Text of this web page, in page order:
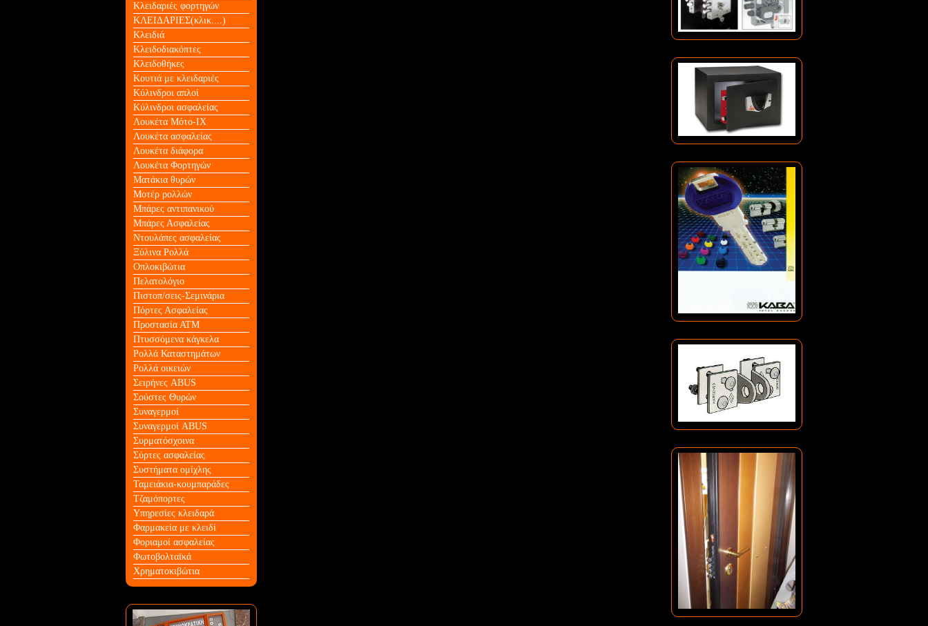
Κλειδαριές φορτηγών
ΚΛΕΙΔΑΡΙΕΣ(κλικ....)
Κλειδιά
Κλειδοδιακόπτες
Κλειδοθήκες
Κουτιά με κλειδαριές
Κύλινδροι απλοί
Κύλινδροι ασφαλείας
Λουκέτα Mότο-ΙΧ
Λουκέτα ασφαλείας
Λουκέτα διάφορα
Λουκέτα Φορτηγών
Ματάκια θυρών
Μοτέρ ρολλών
Μπάρες αντιπανικού
Μπάρες Ασφαλείας
Ντουλάπες ασφαλείας
Ξύλινα Ρολλά
Οπλοκιβώτια
Πελατολόγιο
Πιστοπ/σεις-Σεμινάρια
Πόρτες Ασφαλείας
Προστασία ΑΤΜ
Πτυσσόμενα κάγκελα
Ρολλά Καταστημάτων
Ρολλά οικειών
Σειρήνες ABUS
Σούστες Θυρών
Συναγερμοί
Συναγερμοί ABUS
Συρματόσχοινα
Σύρτες ασφαλείας
Συστήματα ομίχλης
Ταμειάκια-κουμπαράδες
Τζαμόπορτες
Υπηρεσίες κλειδαρά
Φαρμακεία με κλειδί
Φοριαμοί ασφαλείας
Φωτοβολταϊκά
Χρηματοκιβώτια